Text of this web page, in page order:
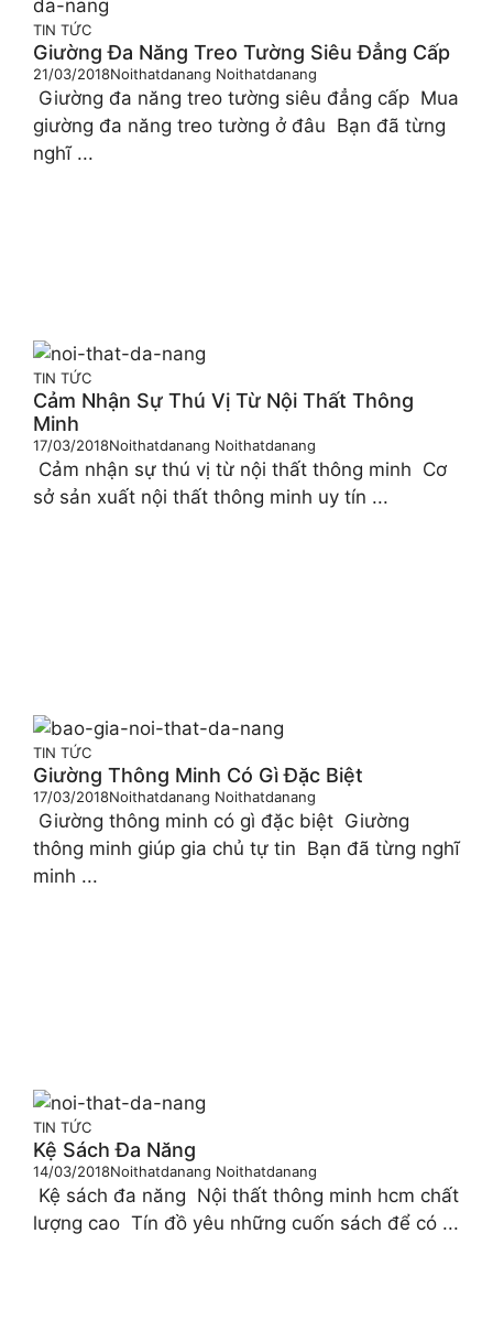
TIN TỨC
Giường Đa Năng Treo Tường Siêu Đẳng Cấp
21/03/2018Noithatdanang Noithatdanang
Giường đa năng treo tường siêu đẳng cấp Mua
giường đa năng treo tường ở đâu Bạn đã từng
nghĩ ...
TIN TỨC
Cảm Nhận Sự Thú Vị Từ Nội Thất Thông
Minh
17/03/2018Noithatdanang Noithatdanang
Cảm nhận sự thú vị từ nội thất thông minh Cơ
sở sản xuất nội thất thông minh uy tín ...
TIN TỨC
Giường Thông Minh Có Gì Đặc Biệt
17/03/2018Noithatdanang Noithatdanang
Giường thông minh có gì đặc biệt Giường
thông minh giúp gia chủ tự tin Bạn đã từng nghĩ
minh ...
TIN TỨC
Kệ Sách Đa Năng
14/03/2018Noithatdanang Noithatdanang
Kệ sách đa năng Nội thất thông minh hcm chất
lượng cao Tín đồ yêu những cuốn sách để có ...